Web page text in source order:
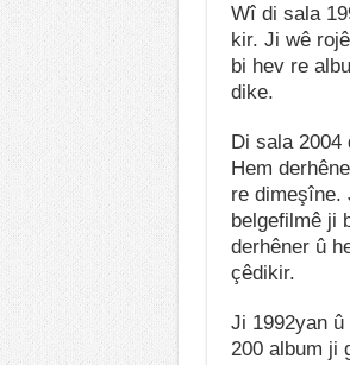
Wî di sala
kir. Ji wê
bi hev re
dike.
Di sala 2004
Hem
re dimeşîne.
belgefilmê ji
derhêner û
çêdikir.
Ji 1992yan
200 album ji